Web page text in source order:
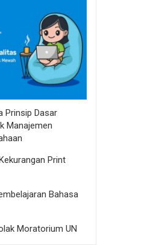
Prinsip Dasar
Manajemen
Print
Bahasa
Moratorium UN